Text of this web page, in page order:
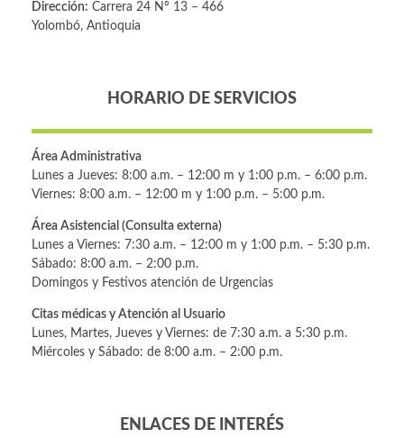
Dirección: Carrera 24 Nº 13 – 466
Yolombó, Antioquia
HORARIO DE SERVICIOS
Área Administrativa
Lunes a Jueves: 8:00 a.m. – 12:00 m y 1:00 p.m. – 6:00 p.m.
Viernes: 8:00 a.m. – 12:00 m y 1:00 p.m. – 5:00 p.m.
Área Asistencial (Consulta externa)
Lunes a Viernes: 7:30 a.m. – 12:00 m y 1:00 p.m. – 5:30 p.m.
Sábado: 8:00 a.m. – 2:00 p.m.
Domingos y Festivos atención de Urgencias
Citas médicas y Atención al Usuario
Lunes, Martes, Jueves y Viernes: de 7:30 a.m. a 5:30 p.m.
Miércoles y Sábado: de 8:00 a.m. – 2:00 p.m.
ENLACES DE INTERÉS